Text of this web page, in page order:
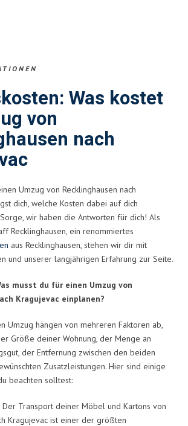
Was kostet
von
nach
Umzug von Recklinghausen nach
dich, welche Kosten dabei auf dich
wir haben die Antworten für dich! Als
Recklinghausen, ein renommiertes
aus Recklinghausen, stehen wir dir mit
und unserer langjährigen Erfahrung zur Seite.
musst du für einen Umzug von
Kragujevac einplanen?
Umzug hängen von mehreren Faktoren ab,
Größe deiner Wohnung, der Menge an
der Entfernung zwischen den beiden
Zusatzleistungen. Hier sind einige
beachten solltest:
Der Transport deiner Möbel und Kartons von
Kragujevac ist einer der größten